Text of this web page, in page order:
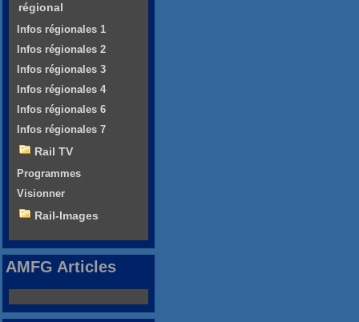
régional
Infos régionales 1
Infos régionales 2
Infos régionales 3
Infos régionales 4
Infos régionales 6
Infos régionales 7
Rail TV
Programmes
Visionner
Rail-Images
AMFG Articles